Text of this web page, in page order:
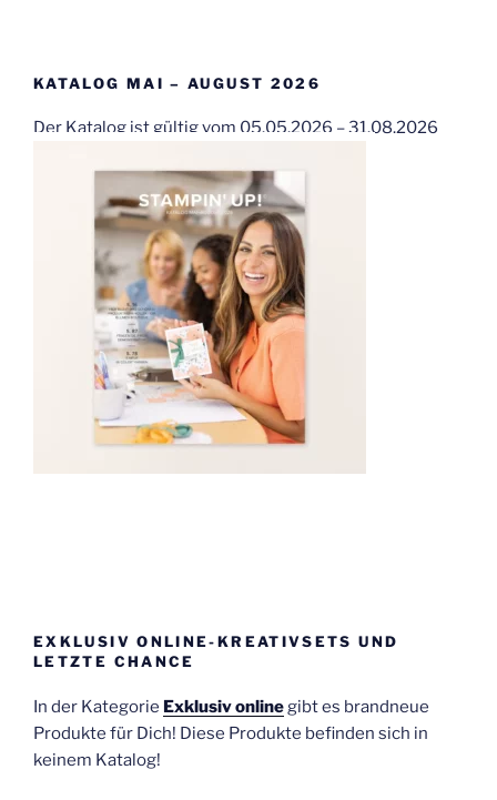
KATALOG MAI – AUGUST 2026
Der Katalog ist gültig vom 05.05.2026 – 31.08.2026
EXKLUSIV ONLINE-KREATIVSETS UND
LETZTE CHANCE
In der Kategorie Exklusiv online gibt es brandneue
Produkte für Dich! Diese Produkte befinden sich in
keinem Katalog!